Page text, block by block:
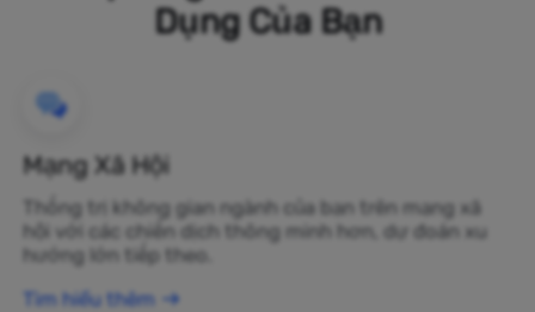
Dụng Của Bạn
Mạng Xã Hội
Thống trị không gian ngành của bạn trên mạng xã
hội với các chiến dịch thông minh hơn, dự đoán xu
hướng lớn tiếp theo.
Tìm hiểu thêm